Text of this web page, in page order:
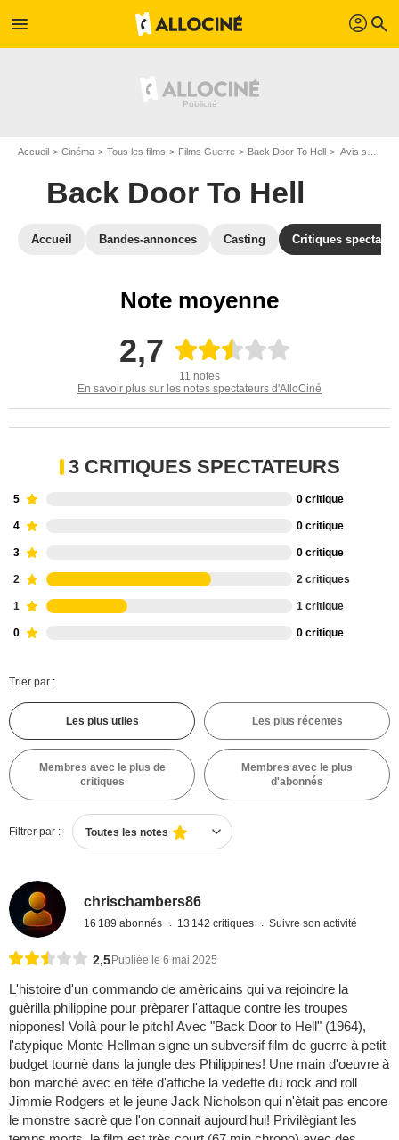
menu profil search
Accueil Cinéma Tous les films Films Guerre Back Door To Hell Avis sur Back Door To Hell
Back Door To Hell
Accueil Bandes-annonces Casting Critiques
Note moyenne
2,7
11 notes
En savoir plus sur les notes spectateurs d'AlloCiné
3 CRITIQUES SPECTATEURS
5 0 critique
4 0 critique
3 0 critique
2 2 critiques
1 1 critique
0 0 critique
Trier par :
Les plus utiles Les plus récentes
Membres avec le plus de
critiques
Membres avec le plus
d'abonnés
Filtrer par : Toutes les notes
chrischambers86
16 189 abonnés 13 142 critiques Suivre son activité
2,5 Publiée le 6 mai 2025
L'histoire d'un commando de amèricains qui va rejoindre la
guèrilla philippine pour prèparer l'attaque contre les troupes
nippones! Voilà pour le pitch! Avec "Back Door to Hell" (1964),
l'atypique Monte Hellman signe un subversif film de guerre à petit
budget tournè dans la jungle des Philippines! Une main d'oeuvre à
bon marchè avec en tête d'affiche la vedette du rock and roll
Jimmie Rodgers et le jeune Jack Nicholson qui n'ètait pas encore
le monstre sacrè que l'on connait aujourd'hui! Privilègiant les